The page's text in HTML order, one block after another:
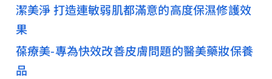
潔美淨 打造連敏弱肌都滿意的高度保濕修護效
果
葆療美-專為快效改善皮膚問題的醫美藥妝保養
品